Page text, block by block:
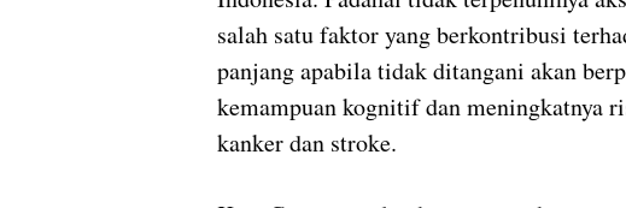
salah satu faktor yang berkontribusi
panjang apabila tidak ditangani akan
kemampuan kognitif dan meningkatnya
kanker dan stroke.